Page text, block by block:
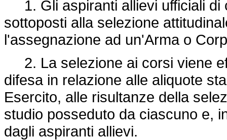
1. Gli aspiranti allievi ufficiali di
sottoposti alla selezione
l'assegnazione ad un'Arma o
2. La selezione ai corsi viene
difesa in relazione alle aliquote
Esercito, alle risultanze della
studio posseduto da ciascuno e,
dagli aspiranti allievi.